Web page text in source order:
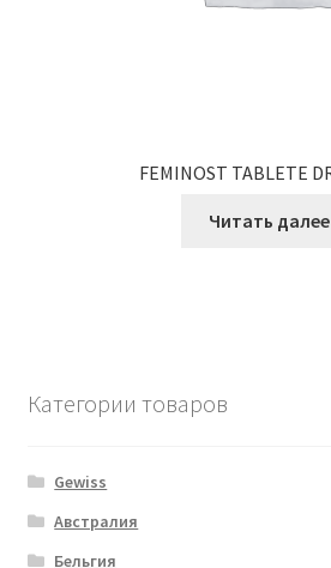
FEMINOST TABLETE
Читать далее
Категории товаров
Gewiss
Австралия
Бельгия